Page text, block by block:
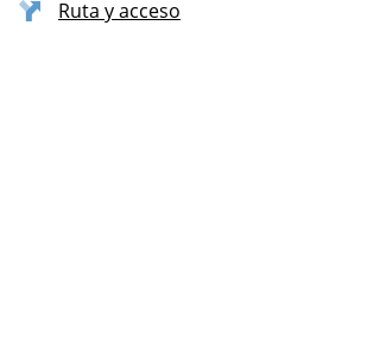
Ruta y acceso